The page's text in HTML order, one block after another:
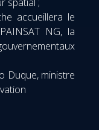
accueillera le
NG, la
Duque, ministre